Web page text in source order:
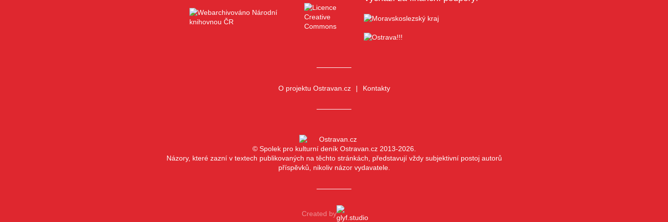
O projektu Ostravan.cz Kontakty
© Spolek pro kulturní deník Ostravan.cz 2013-2026.
Názory, které zazní v textech publikovaných na těchto stránkách, představují vždy subjektivní postoj autorů
příspěvků, nikoliv názor vydavatele.
Created by